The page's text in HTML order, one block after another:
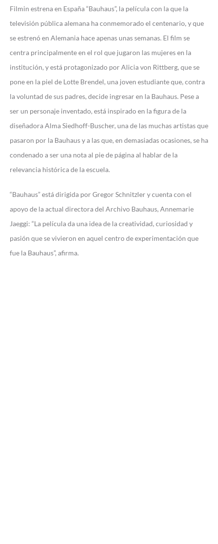
Filmin estrena en España “Bauhaus”, la película con la que la
televisión pública alemana ha conmemorado el centenario, y que
se estrenó en Alemania hace apenas unas semanas. El film se
centra principalmente en el rol que jugaron las mujeres en la
institución, y está protagonizado por Alicia von Rittberg, que se
pone en la piel de Lotte Brendel, una joven estudiante que, contra
la voluntad de sus padres, decide ingresar en la Bauhaus. Pese a
ser un personaje inventado, está inspirado en la figura de la
diseñadora Alma Siedhoff-Buscher, una de las muchas artistas que
pasaron por la Bauhaus y a las que, en demasiadas ocasiones, se ha
condenado a ser una nota al pie de página al hablar de la
relevancia histórica de la escuela.
“Bauhaus” está dirigida por Gregor Schnitzler y cuenta con el
apoyo de la actual directora del Archivo Bauhaus, Annemarie
Jaeggi: “La película da una idea de la creatividad, curiosidad y
pasión que se vivieron en aquel centro de experimentación que
fue la Bauhaus”, afirma.